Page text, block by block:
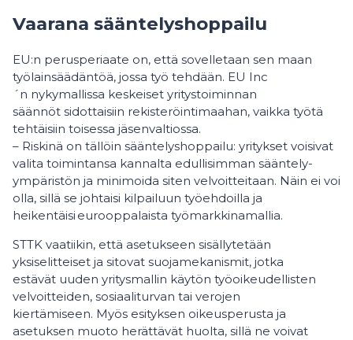
Vaarana sääntelyshoppailu
EU:n perusperiaate on, että sovelletaan sen maan
työlainsäädäntöä, jossa työ tehdään. EU Inc
´n nykymallissa keskeiset yritystoiminnan
säännöt sidottaisiin rekisteröintimaahan, vaikka työtä
tehtäisiin toisessa jäsenvaltiossa.
– Riskinä on tällöin sääntelyshoppailu: yritykset voisivat
valita toimintansa kannalta edullisimman sääntely-
ympäristön ja minimoida siten velvoitteitaan. Näin ei voi
olla, sillä se johtaisi kilpailuun työehdoilla ja
heikentäisi eurooppalaista työmarkkinamallia.
STTK vaatiikin, että asetukseen sisällytetään
yksiselitteiset ja sitovat suojamekanismit, jotka
estävät uuden yritysmallin käytön työoikeudellisten
velvoitteiden, sosiaaliturvan tai verojen
kiertämiseen. Myös esityksen oikeusperusta ja
asetuksen muoto herättävät huolta, sillä ne voivat